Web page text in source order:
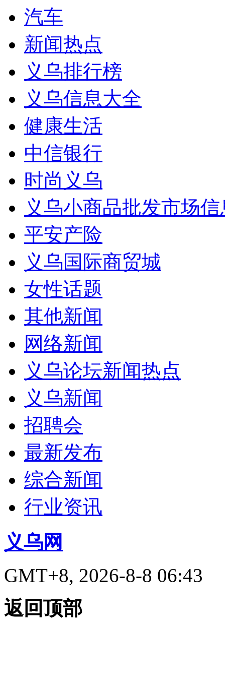
汽车
新闻热点
义乌排行榜
义乌信息大全
健康生活
中信银行
时尚义乌
义乌小商品批发市场
平安产险
义乌国际商贸城
女性话题
其他新闻
网络新闻
义乌论坛新闻热点
义乌新闻
招聘会
最新发布
综合新闻
行业资讯
义乌网
GMT+8, 2026-8-8 06:43
返回顶部